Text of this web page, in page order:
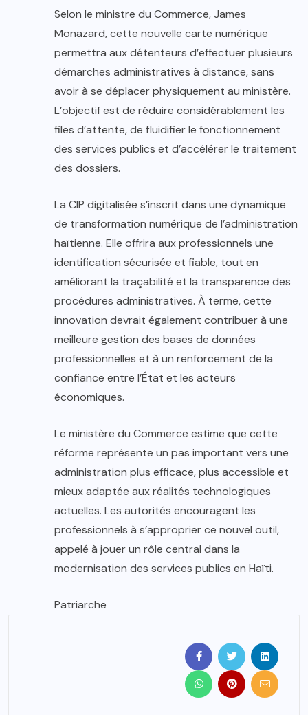
Selon le ministre du Commerce, James
Monazard, cette nouvelle carte numérique
permettra aux détenteurs d’effectuer plusieurs
démarches administratives à distance, sans
avoir à se déplacer physiquement au ministère.
L’objectif est de réduire considérablement les
files d’attente, de fluidifier le fonctionnement
des services publics et d’accélérer le traitement
des dossiers.
La CIP digitalisée s’inscrit dans une dynamique
de transformation numérique de l’administration
haïtienne. Elle offrira aux professionnels une
identification sécurisée et fiable, tout en
améliorant la traçabilité et la transparence des
procédures administratives. À terme, cette
innovation devrait également contribuer à une
meilleure gestion des bases de données
professionnelles et à un renforcement de la
confiance entre l’État et les acteurs
économiques.
Le ministère du Commerce estime que cette
réforme représente un pas important vers une
administration plus efficace, plus accessible et
mieux adaptée aux réalités technologiques
actuelles. Les autorités encouragent les
professionnels à s’approprier ce nouvel outil,
appelé à jouer un rôle central dans la
modernisation des services publics en Haïti.
Patriarche